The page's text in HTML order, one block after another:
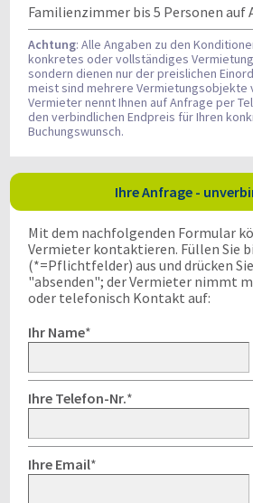
Familienzimmer bis 5 Personen auf
Achtung: Alle Angaben zu den
konkretes oder vollständiges
sondern dienen nur der preislichen
meist sind mehrere Vermietungsobjekte
Vermieter nennt Ihnen auf Anfrage per
den verbindlichen Endpreis für Ihren
Buchungswunsch.
Ihre Anfrage -
Mit dem nachfolgenden Formular
Vermieter kontaktieren. Füllen Sie
(*=Pflichtfelder) aus und drücken
"absenden"; der Vermieter nimmt
oder telefonisch Kontakt auf:
Ihr Name*
Ihre Telefon-Nr.*
Ihre Email*